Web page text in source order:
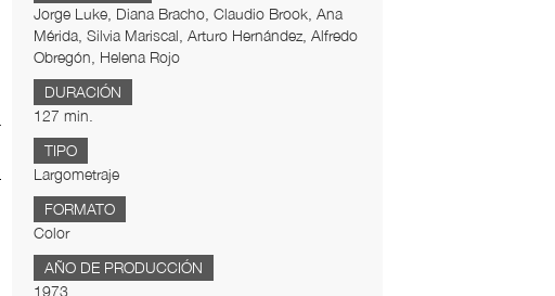
Jorge Luke, Diana Bracho, Claudio Brook, Ana
Mérida, Silvia Mariscal, Arturo Hernández, Alfredo
Obregón, Helena Rojo
DURACIÓN
127 min.
TIPO
Largometraje
FORMATO
Color
AÑO DE PRODUCCIÓN
1973